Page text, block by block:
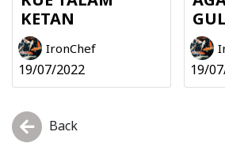
KETAN
IronChef
19/07/2022 19/
Back